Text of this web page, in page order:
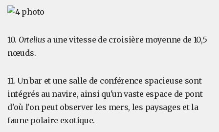
10. Ortelius a une vitesse de croisière moyenne de 10,5
nœuds.
11. Un bar et une salle de conférence spacieuse sont
intégrés au navire, ainsi qu'un vaste espace de pont
d'où l'on peut observer les mers, les paysages et la
faune polaire exotique.